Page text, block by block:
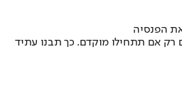
את הפנסיה
רק אם תתחילו מוקדם. כך תבנו עתיד